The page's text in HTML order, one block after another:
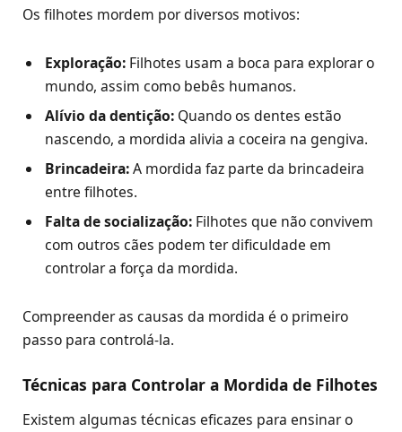
Os filhotes mordem por diversos motivos:
Exploração: Filhotes usam a boca para explorar o
mundo, assim como bebês humanos.
Alívio da dentição: Quando os dentes estão
nascendo, a mordida alivia a coceira na gengiva.
Brincadeira:A mordida faz parte da brincadeira
entre filhotes.
Falta de socialização: Filhotes que não convivem
com outros cães podem ter dificuldade em
controlar a força da mordida.
Compreender as causas da mordida é o primeiro
passo para controlá-la.
Técnicas para Controlar a Mordida de Filhotes
Existem algumas técnicas eficazes para ensinar o